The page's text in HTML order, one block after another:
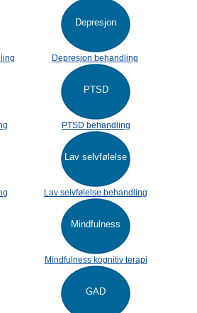
Depresjon
Depresjon behandling
PTSD
PTSD behandling
Lav selvfølelse
Lav selvfølelse behandling
Mindfulness
Mindfulness kognitiv terapi
GAD